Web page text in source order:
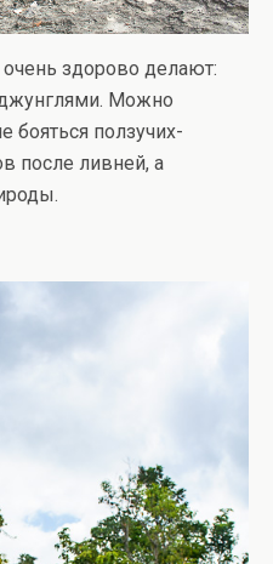
здорово делают:
Можно
бояться ползучих-
после ливней, а